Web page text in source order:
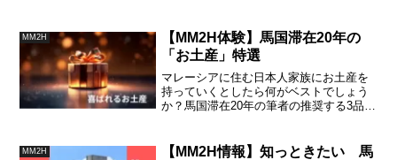
も参考になる記事にしました。
MM2H
【MM2H体験】馬国滞在20年の
「お土産」特選
マレーシアに住む日本人家族にお土産を
持っていくとしたら何がベストでしょう
か？馬国滞在20年の筆者の推奨する3品を
MM2H
【MM2H情報】知っときたい 馬